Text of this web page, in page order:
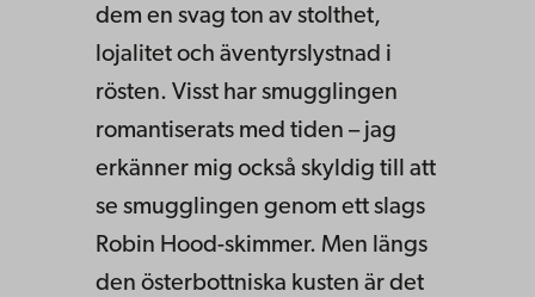
dem en svag ton av stolthet,
lojalitet och äventyrslystnad i
rösten. Visst har smugglingen
romantiserats med tiden – jag
erkänner mig också skyldig till att
se smugglingen genom ett slags
Robin Hood-skimmer. Men längs
den österbottniska kusten är det